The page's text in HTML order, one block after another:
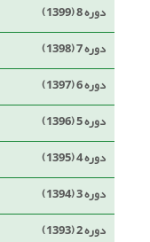
دوره 8 (1399)
دوره 7 (1398)
دوره 6 (1397)
دوره 5 (1396)
دوره 4 (1395)
دوره 3 (1394)
دوره 2 (1393)